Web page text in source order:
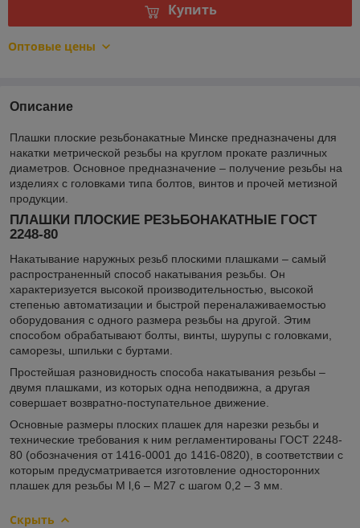
Купить
Оптовые цены
Описание
Плашки плоские резьбонакатные Минске предназначены для
накатки метрической резьбы на круглом прокате различных
диаметров. Основное предназначение – получение резьбы на
изделиях с головками типа болтов, винтов и прочей метизной
продукции.
ПЛАШКИ ПЛОСКИЕ РЕЗЬБОНАКАТНЫЕ ГОСТ
2248-80
Накатывание наружных резьб плоскими плашками – самый
распространенный способ накатывания резьбы. Он
характеризуется высокой производительностью, высокой
степенью автоматизации и быстрой переналаживаемостью
оборудования с одного размера резьбы на другой. Этим
способом обрабатывают болты, винты, шурупы с головками,
саморезы, шпильки с буртами.
Простейшая разновидность способа накатывания резьбы –
двумя плашками, из которых одна неподвижна, а другая
совершает возвратно-поступательное движение.
Основные размеры плоских плашек для нарезки резьбы и
технические требования к ним регламентированы ГОСТ 2248-
80 (обозначения от 1416-0001 до 1416-0820), в соответствии с
которым предусматривается изготовление односторонних
плашек для резьбы M l,6 – М27 с шагом 0,2 – 3 мм.
Скрыть